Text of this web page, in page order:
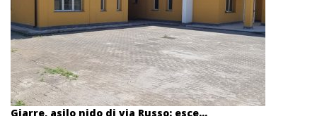
Giarre, asilo nido di via Russo: esce...